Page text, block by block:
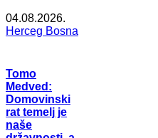
04.08.2026.
Herceg Bosna
Tomo
Medved:
Domovinski
rat temelj je
naše